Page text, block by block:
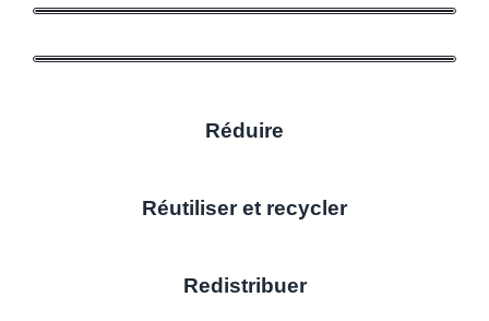
Réduire
Réutiliser et recycler
Redistribuer